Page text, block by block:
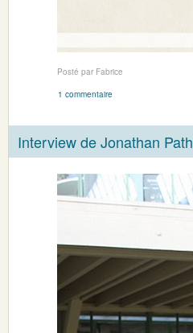
Posté par Fabrice
1 commentaire
Interview de Jonathan Path